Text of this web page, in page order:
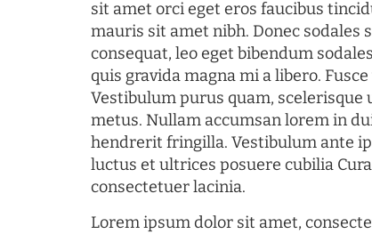
sit amet orci eget eros faucibus
mauris sit amet nibh. Donec sodales
consequat, leo eget bibendum
quis gravida magna mi a libero.
Vestibulum purus quam, scelerisque
metus. Nullam accumsan lorem in
hendrerit fringilla. Vestibulum ante
luctus et ultrices posuere cubilia
consectetuer lacinia.
Lorem ipsum dolor sit amet,